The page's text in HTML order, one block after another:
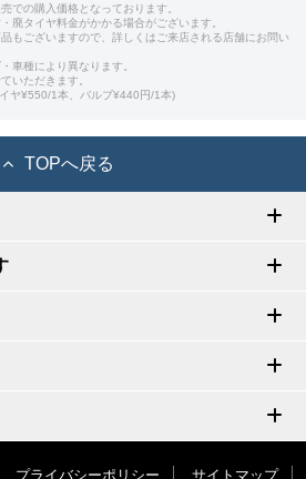
での購入価格となっております。
廃タイヤ料金がかかる場合がございます。
もございますので、詳しくはご来店される店舗にお問い
車種により異なります。
いただきます。
ヤ¥550/1本、バルブ¥440円/1本)
TOPへ戻る
プライバシーポリシー サイトマップ